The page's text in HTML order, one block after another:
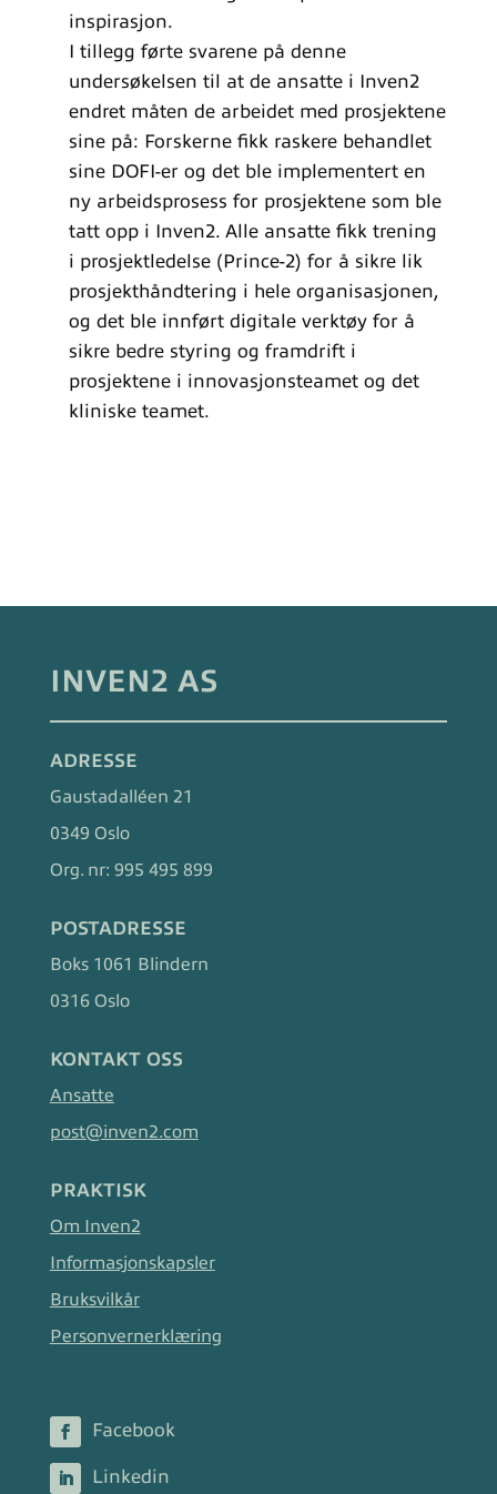
inspirasjon.
I tillegg førte svarene på denne
undersøkelsen til at de ansatte i Inven2
endret måten de arbeidet med prosjektene
sine på: Forskerne fikk raskere behandlet
sine DOFI-er og det ble implementert en
ny arbeidsprosess for prosjektene som ble
tatt opp i Inven2. Alle ansatte fikk trening
i prosjektledelse (Prince-2) for å sikre lik
prosjekthåndtering i hele organisasjonen,
og det ble innført digitale verktøy for å
sikre bedre styring og framdrift i
prosjektene i innovasjonsteamet og det
kliniske teamet.
INVEN2 AS
ADRESSE
Gaustadalléen 21
0349 Oslo
Org. nr: 995 495 899
POSTADRESSE
Boks 1061 Blindern
0316 Oslo
KONTAKT OSS
Ansatte
post@inven2.com
PRAKTISK
Om Inven2
Informasjonskapsler
Bruksvilkår
Personvernerklæring